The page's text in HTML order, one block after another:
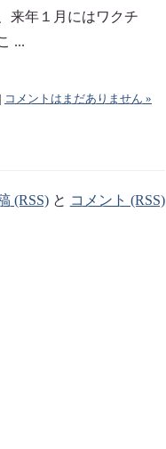
来年１月にはワクチ
...
コメントはまだありません »
(RSS)と コメント (RSS)